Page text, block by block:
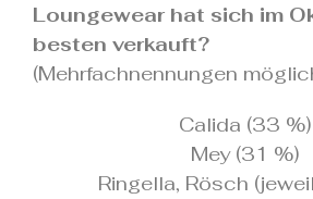
Loungewear hat sich im
besten verkauft?
(Mehrfachnennungen
Calida (33 %)
Mey (31 %)
Ringella, Rösch